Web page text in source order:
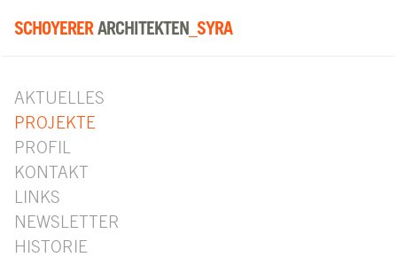
SCHOYERERARCHITEKTEN _SYRA
AKTUELLES
PROJEKTE
PROFIL
KONTAKT
LINKS
NEWSLETTER
HISTORIE